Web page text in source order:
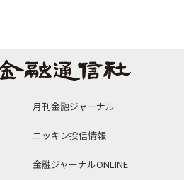
月刊金融ジャーナル
ニッキン投信情報
金融ジャーナルONLINE